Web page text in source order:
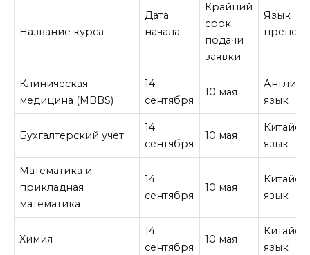
Название курса
Дата
начала
Крайний
срок
подачи
заявки
Язык
Клиническая
медицина (MBBS)
14
сентября
10 мая
язык
Бухгалтерский учет
14
сентября
10 мая
язык
Математика и
прикладная
математика
14
сентября
10 мая
язык
Химия
14
сентября
10 мая
язык